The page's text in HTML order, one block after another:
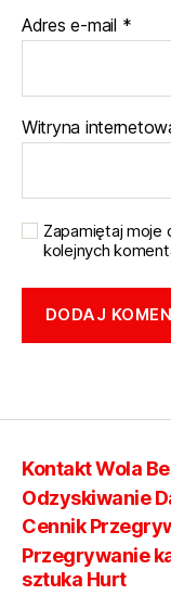
Adres e-mail *
Witryna
Zapamiętaj moje
kolejnych
Kontakt Wola
Odzyskiwanie
Cennik
Przegrywanie
sztuka Hurt